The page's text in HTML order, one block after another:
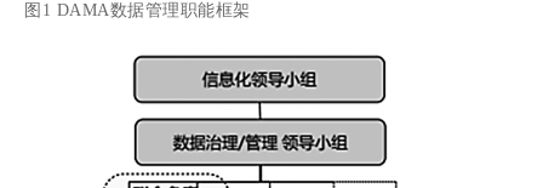
图1 DAMA数据管理职能框架